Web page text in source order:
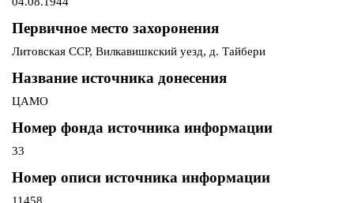
Первичное место захоронения
Литовская ССР, Вилкавишкский уезд, д. Тайбери
Название источника донесения
ЦАМО
Номер фонда источника информации
33
Номер описи источника информации